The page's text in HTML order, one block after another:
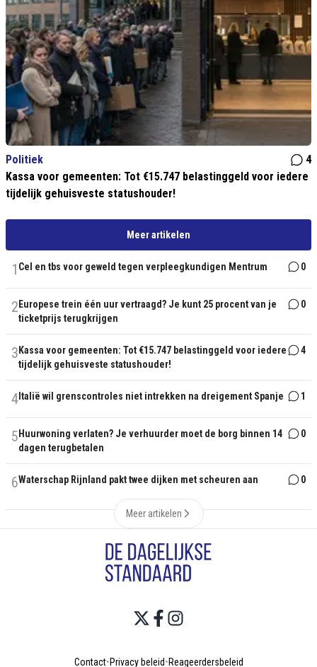
Politiek
4
Kassa voor gemeenten: Tot €15.747 belastinggeld voor iedere
tijdelijk gehuisveste statushouder!
Meer artikelen
1 Cel en tbs voor geweld tegen verpleegkundigen Mentrum 0
2 Europese trein één uur vertraagd? Je kunt 25 procent van je
ticketprijs terugkrijgen
0
3 Kassa voor gemeenten: Tot €15.747 belastinggeld voor iedere
tijdelijk gehuisveste statushouder!
4
4 Italië wil grenscontroles niet intrekken na dreigement Spanje 1
5 Huurwoning verlaten? Je verhuurder moet de borg binnen 14
dagen terugbetalen
0
6Waterschap Rijnland pakt twee dijken met scheuren aan 0
Meer artikelen
Contact•Privacy beleid•Reageerdersbeleid